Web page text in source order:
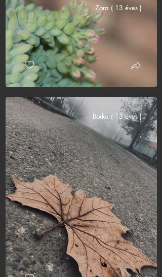
Zora ( 13 éves )
Borka ( 13 éves )